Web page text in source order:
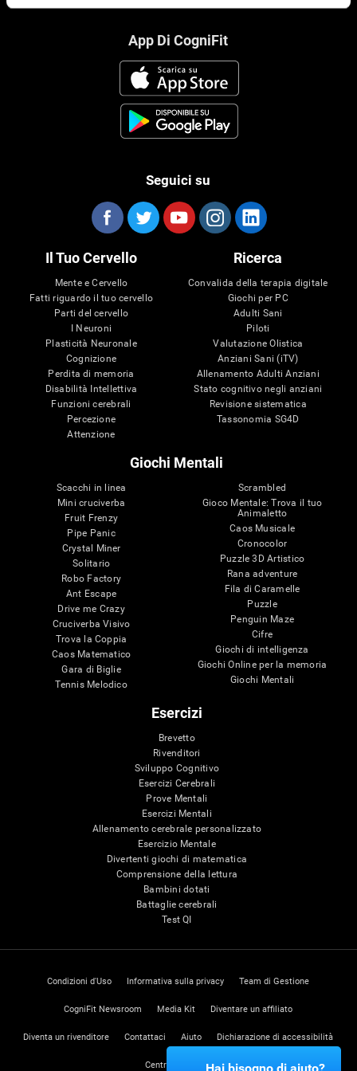
App Di CogniFit
Seguici su
Il Tuo Cervello
Mente e Cervello
Fatti riguardo il tuo cervello
Parti del cervello
I Neuroni
Plasticità Neuronale
Cognizione
Perdita di memoria
Disabilità Intellettiva
Funzioni cerebrali
Percezione
Attenzione
Ricerca
Convalida della terapia digitale
Giochi per PC
Adulti Sani
Piloti
Valutazione Olistica
Anziani Sani (iTV)
Allenamento Adulti Anziani
Stato cognitivo negli anziani
Revisione sistematica
Tassonomia SG4D
Giochi Mentali
Scacchi in linea
Mini cruciverba
Fruit Frenzy
Pipe Panic
Crystal Miner
Solitario
Robo Factory
Ant Escape
Drive me Crazy
Cruciverba Visivo
Trova la Coppia
Caos Matematico
Gara di Biglie
Tennis Melodico
Scrambled
Gioco Mentale: Trova il tuo
Animaletto
Caos Musicale
Cronocolor
Puzzle 3D Artistico
Rana adventure
Fila di Caramelle
Puzzle
Penguin Maze
Cifre
Giochi di intelligenza
Giochi Online per la memoria
Giochi Mentali
Esercizi
Brevetto
Rivenditori
Sviluppo Cognitivo
Esercizi Cerebrali
Prove Mentali
Esercizi Mentali
Allenamento cerebrale personalizzato
Esercizio Mentale
Divertenti giochi di matematica
Comprensione della lettura
Bambini dotati
Battaglie cerebrali
Test QI
Condizioni d'Uso Informativa sulla privacy Team di Gestione
CogniFit Newsroom Media Kit Diventare un affiliato
Diventa un rivenditore Contattaci Aiuto Dichiarazione di accessibilità
Centro di FiduciaHai bisogno di aiuto?